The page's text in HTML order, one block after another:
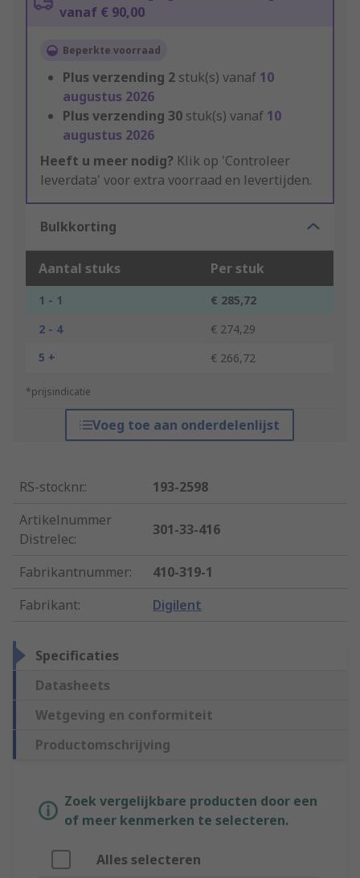
vanaf € 90,00
Beperkte voorraad
Plus verzending 2 stuk(s) vanaf 10
augustus 2026
Plus verzending 30 stuk(s) vanaf 10
augustus 2026
Heeft u meer nodig? Klik op 'Controleer
leverdata' voor extra voorraad en levertijden.
Bulkkorting
Aantal stuks Per stuk
1 - 1
€ 285,72
2 - 4
€ 274,29
5 +
€ 266,72
*prijsindicatie
Voeg toe aan onderdelenlijst
RS-stocknr.:
193-2598
Artikelnummer
Distrelec:
301-33-416
Fabrikantnummer:
410-319-1
Fabrikant: Digilent
Specificaties
Datasheets
Wetgeving en conformiteit
Productomschrijving
Zoek vergelijkbare producten door een
of meer kenmerken te selecteren.
Alles selecteren